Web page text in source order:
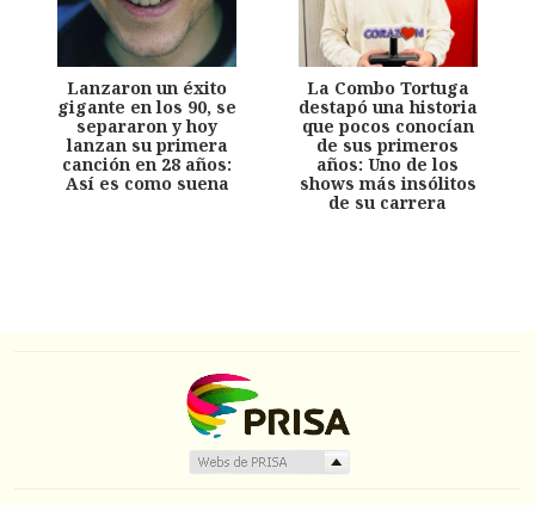
Lanzaron un éxito
gigante en los 90, se
separaron y hoy
lanzan su primera
canción en 28 años:
Así es como suena
La Combo Tortuga
destapó una historia
que pocos conocían
de sus primeros
años: Uno de los
shows más insólitos
de su carrera